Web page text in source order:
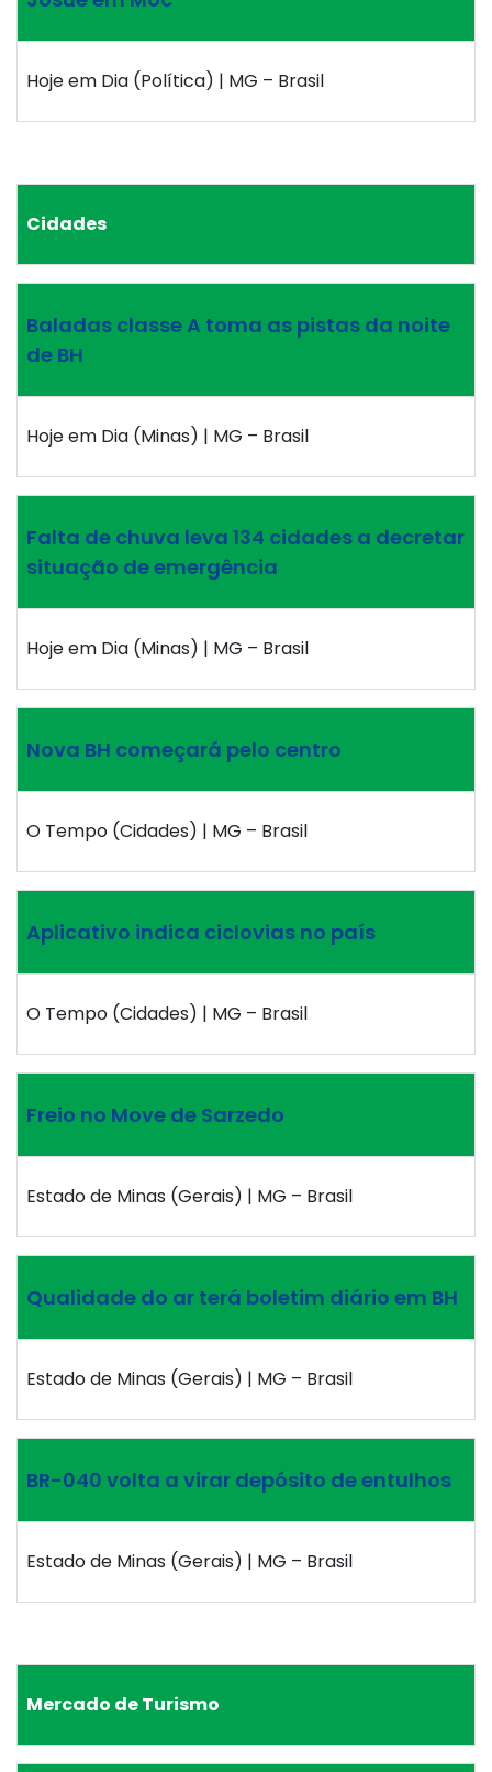
Hoje em Dia (Política) | MG – Brasil
Cidades
Baladas classe A toma as pistas da noite
de BH
Hoje em Dia (Minas) | MG – Brasil
Falta de chuva leva 134 cidades a decretar
situação de emergência
Hoje em Dia (Minas) | MG – Brasil
Nova BH começará pelo centro
O Tempo (Cidades) | MG – Brasil
Aplicativo indica ciclovias no país
O Tempo (Cidades) | MG – Brasil
Freio no Move de Sarzedo
Estado de Minas (Gerais) | MG – Brasil
Qualidade do ar terá boletim diário em BH
Estado de Minas (Gerais) | MG – Brasil
BR-040 volta a virar depósito de entulhos
Estado de Minas (Gerais) | MG – Brasil
Mercado de Turismo